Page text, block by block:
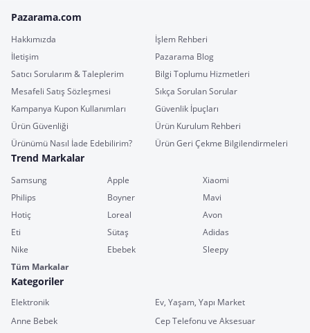
Pazarama.com
Hakkımızda
İşlem Rehberi
İletişim
Pazarama Blog
Satıcı Sorularım & Taleplerim
Bilgi Toplumu Hizmetleri
Mesafeli Satış Sözleşmesi
Sıkça Sorulan Sorular
Kampanya Kupon Kullanımları
Güvenlik İpuçları
Ürün Güvenliği
Ürün Kurulum Rehberi
Ürünümü Nasıl İade Edebilirim?
Ürün Geri Çekme Bilgilendirmeleri
Trend Markalar
Samsung Apple
Xiaomi
Philips
Boyner
Mavi
Hotiç
Loreal
Avon
Eti
Sütaş
Adidas
Nike
Ebebek
Sleepy
Tüm Markalar
Kategoriler
Elektronik
Ev, Yaşam, Yapı Market
Anne Bebek
Cep Telefonu ve Aksesuar